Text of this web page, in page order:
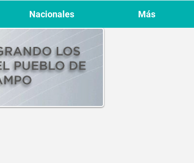
Nacionales Más